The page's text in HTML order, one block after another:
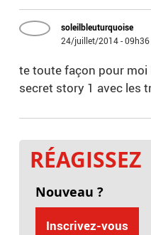
soleilbleuturquoise
24/juillet/2014 - 09h36
te toute façon pour
secret story 1 avec les
RÉAGISSEZ
Nouveau ?
Inscrivez-vous